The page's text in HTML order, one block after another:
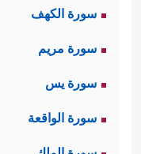
سورة الكهف
سورة مريم
سورة يس
سورة الواقعة